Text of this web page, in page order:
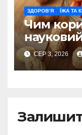
ЗДОРОВ’Я ЇЖА ТА
Чим
поживну
СЕР 3, 2026